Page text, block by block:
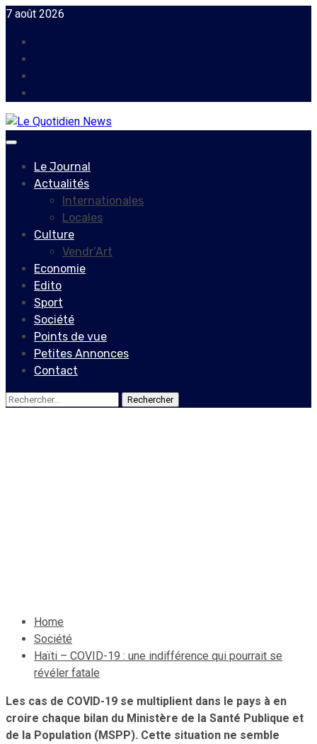
Skip
content
7 août 2026
Primary
Le Journal
Actualités
Internationales
Locales
Culture
Vendr’Art
Economie
Edito
Sport
Société
Points de vue
Petites Annonces
Contact
Rechercher :
Home
Société
Haïti – COVID-19 : une indifférence qui pourrait se
révéler fatale
Les cas de COVID-19 se multiplient dans le pays à en
croire chaque bilan du Ministère de la Santé Publique et
de la Population (MSPP). Cette situation ne semble